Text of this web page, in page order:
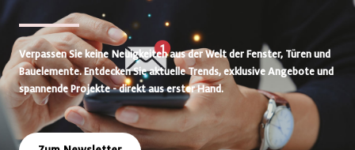
Verpassen Sie keine Neuigkeiten aus der Welt der Fenster, Türen und
Bauelemente. Entdecken Sie aktuelle Trends, exklusive Angebote und
spannende Projekte - direkt aus erster Hand.